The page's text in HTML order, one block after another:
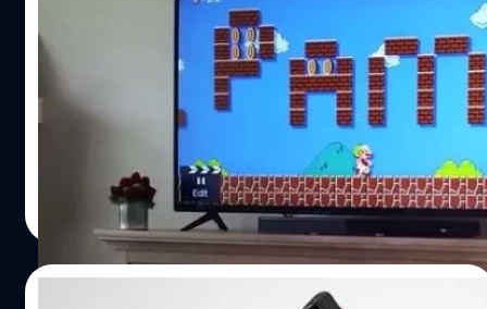
น้ำตาไหล คอเกมสร้างด่านในเกม มาริโอ เพื่อ
ขอแฟนสาวแต่งงาน
เมื่อ วีดีโอเกมมาเป็นสื่อรัก ชมด่านมาริโอที่สร้างไว้ขอแต่งงาน
สาว
วงศกร ปฐมชัยวัฒน์ | 3723 days ago
Read More